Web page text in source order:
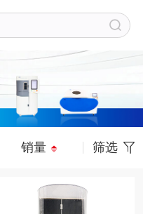
销量 筛选